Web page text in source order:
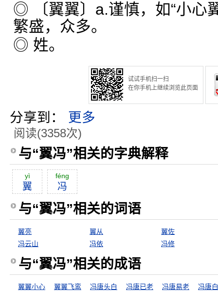
◎ 〔翼翼〕a.谨慎，如“小心
繁盛，众多。
◎ 姓。
试试手机扫一扫
在你手机上继续浏览此页面
分享到： 更多
阅读(3358次)
与“翼冯”相关的字典解释
yì
翼
féng
冯
与“翼冯”相关的词语
翼亮 翼从
翼佐
冯云山
冯依 冯修
与“翼冯”相关的成语
翼翼小心 翼翼飞鸾 冯唐头白 冯唐已老 冯唐易老 冯唐